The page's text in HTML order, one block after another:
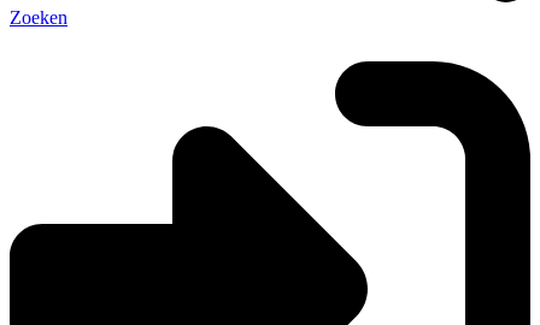
Zoeken